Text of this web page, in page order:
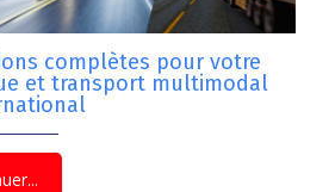
complètes pour votre
et transport multimodal